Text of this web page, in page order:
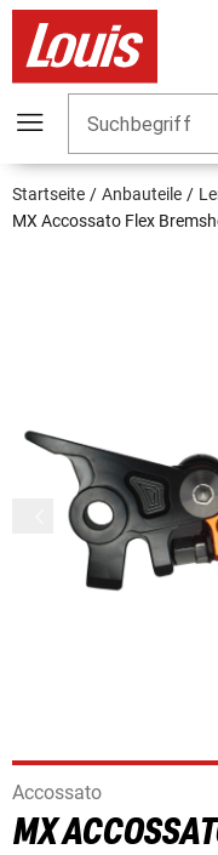
Suchbegriff
Startseite Anbauteile
MX Accossato Flex
Accossato
MX